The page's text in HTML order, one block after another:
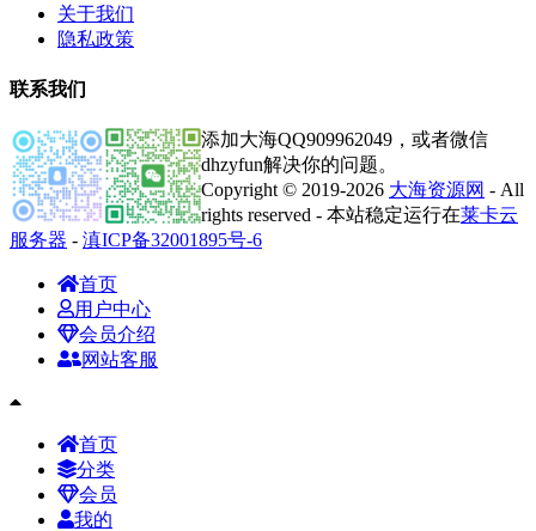
关于我们
隐私政策
联系我们
添加大海QQ909962049，或者微信
dhzyfun解决你的问题。
Copyright © 2019-2026 大海资源网 - All
rights reserved - 本站稳定运行在莱卡云
服务器 - 滇ICP备32001895号-6
首页
用户中心
会员介绍
网站客服
首页
分类
会员
我的